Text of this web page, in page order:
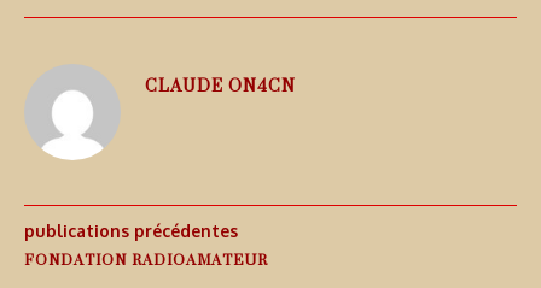
CLAUDE ON4CN
publications précédentes
FONDATION RADIOAMATEUR